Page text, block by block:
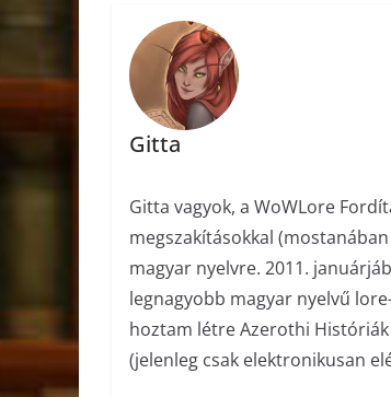
Gitta
Gitta vagyok, a WoWLore
megszakításokkal
magyar nyelvre. 2011.
legnagyobb magyar nyelvű
hoztam létre Azerothi
(jelenleg csak elektronikusan